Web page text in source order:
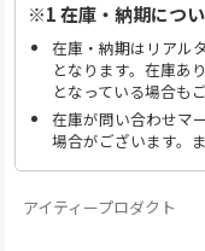
BlueCoat
富士通
その他メーカー
※1 在庫・納期につ
在庫・納期はリアル
となります。在庫あ
となっている場合も
在庫が問い合わせマ
場合がございます。
アイティープロダクト